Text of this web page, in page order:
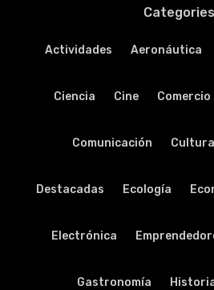
Categories
Actividades Aeronáutica
Ciencia Cine Comercio
Comunicación Cultura
Destacadas Ecología
Electrónica
Gastronomía